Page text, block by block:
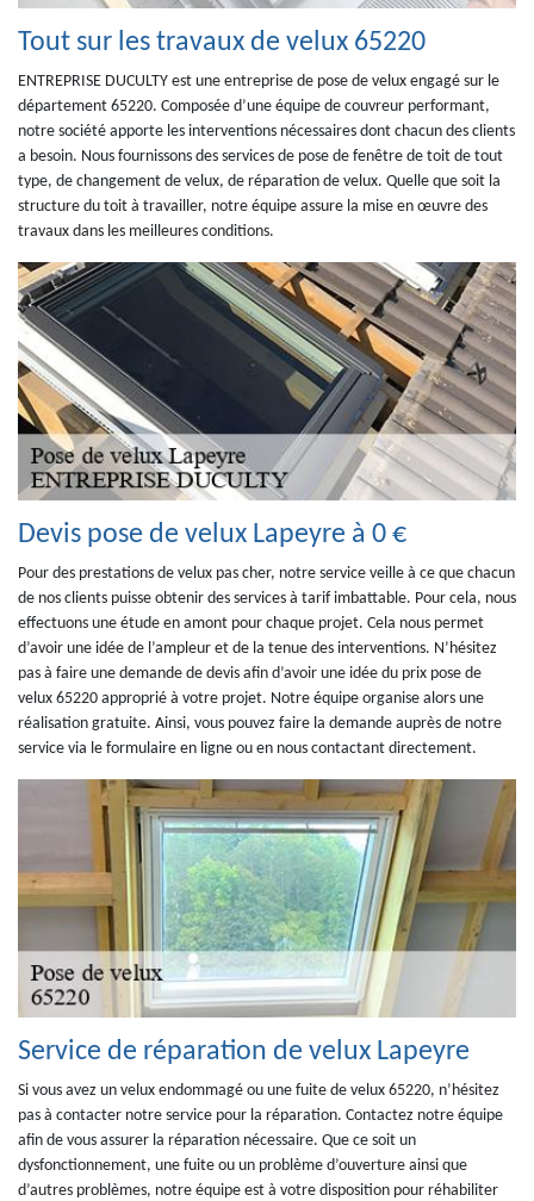
Tout sur les travaux de velux 65220
ENTREPRISE DUCULTY est une entreprise de pose de velux engagé sur le
département 65220. Composée d’une équipe de couvreur performant,
notre société apporte les interventions nécessaires dont chacun des clients
a besoin. Nous fournissons des services de pose de fenêtre de toit de tout
type, de changement de velux, de réparation de velux. Quelle que soit la
structure du toit à travailler, notre équipe assure la mise en œuvre des
travaux dans les meilleures conditions.
Devis pose de velux Lapeyre à 0 €
Pour des prestations de velux pas cher, notre service veille à ce que chacun
de nos clients puisse obtenir des services à tarif imbattable. Pour cela, nous
effectuons une étude en amont pour chaque projet. Cela nous permet
d’avoir une idée de l’ampleur et de la tenue des interventions. N’hésitez
pas à faire une demande de devis afin d’avoir une idée du prix pose de
velux 65220 approprié à votre projet. Notre équipe organise alors une
réalisation gratuite. Ainsi, vous pouvez faire la demande auprès de notre
service via le formulaire en ligne ou en nous contactant directement.
Service de réparation de velux Lapeyre
Si vous avez un velux endommagé ou une fuite de velux 65220, n’hésitez
pas à contacter notre service pour la réparation. Contactez notre équipe
afin de vous assurer la réparation nécessaire. Que ce soit un
dysfonctionnement, une fuite ou un problème d’ouverture ainsi que
d’autres problèmes, notre équipe est à votre disposition pour réhabiliter